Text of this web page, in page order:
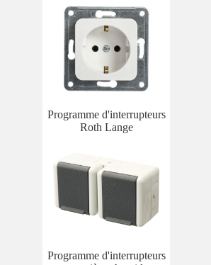
Programme d'interrupteurs
Roth Lange
Programme d'interrupteurs